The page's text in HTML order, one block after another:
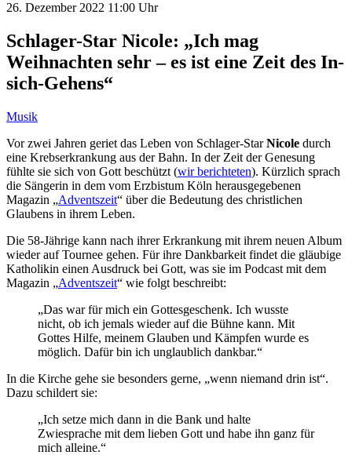
26. Dezember 2022 11:00 Uhr
Schlager-Star Nicole: „Ich mag
Weihnachten sehr – es ist eine Zeit des In-
sich-Gehens“
Musik
Vor zwei Jahren geriet das Leben von Schlager-StarNicole durch
eine Krebserkrankung aus der Bahn. In der Zeit der Genesung
fühlte sie sich von Gott beschützt (wir berichteten). Kürzlich sprach
die Sängerin in dem vom Erzbistum Köln herausgegebenen
Magazin „Adventszeit“ über die Bedeutung des christlichen
Glaubens in ihrem Leben.
Die 58-Jährige kann nach ihrer Erkrankung mit ihrem neuen Album
wieder auf Tournee gehen. Für ihre Dankbarkeit findet die gläubige
Katholikin einen Ausdruck bei Gott, was sie im Podcast mit dem
Magazin „Adventszeit“ wie folgt beschreibt:
„Das war für mich ein Gottesgeschenk. Ich wusste
nicht, ob ich jemals wieder auf die Bühne kann. Mit
Gottes Hilfe, meinem Glauben und Kämpfen wurde es
möglich. Dafür bin ich unglaublich dankbar.“
In die Kirche gehe sie besonders gerne, „wenn niemand drin ist“.
Dazu schildert sie:
„Ich setze mich dann in die Bank und halte
Zwiesprache mit dem lieben Gott und habe ihn ganz für
mich alleine.“